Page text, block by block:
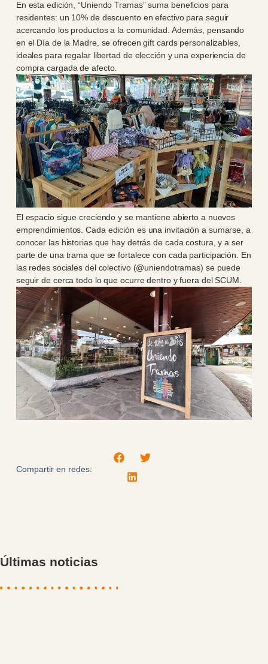
En esta edición, “Uniendo Tramas” suma beneficios para
residentes: un 10% de descuento en efectivo para seguir
acercando los productos a la comunidad. Además, pensando
en el Día de la Madre, se ofrecen gift cards personalizables,
ideales para regalar libertad de elección y una experiencia de
compra cargada de afecto.
El espacio sigue creciendo y se mantiene abierto a nuevos
emprendimientos. Cada edición es una invitación a sumarse, a
conocer las historias que hay detrás de cada costura, y a ser
parte de una trama que se fortalece con cada participación. En
las redes sociales del colectivo (@uniendotramas) se puede
seguir de cerca todo lo que ocurre dentro y fuera del SCUM.
Compartir en redes:
Últimas noticias